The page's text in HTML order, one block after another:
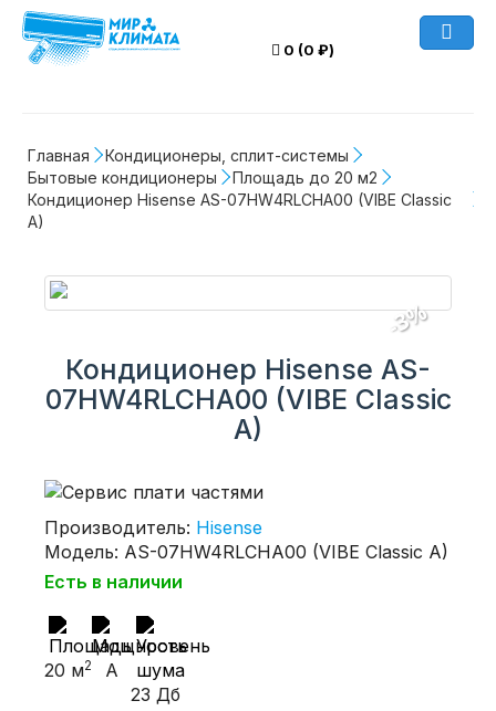
0 (0 ₽)
Главная
Кондиционеры, сплит-системы
Бытовые кондиционеры
Площадь до 20 м2
Кондиционер Hisense AS-07HW4RLCHA00 (VIBE Classic
A)
-3%
Кондиционер Hisense AS-
07HW4RLCHA00 (VIBE Classic
A)
Производитель: Hisense
Модель: AS-07HW4RLCHA00 (VIBE Classic A)
Есть в наличии
20 м2
A
23 Дб